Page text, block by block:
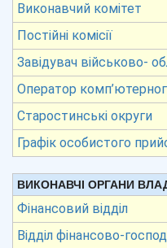
Виконавчий комітет
Постійні комісії
Завідувач військово-
Оператор
Старостинські округи
Графік особистого
ВИКОНАВЧІ ОРГАНИ
Фінансовий відділ
Відділ фінансово-